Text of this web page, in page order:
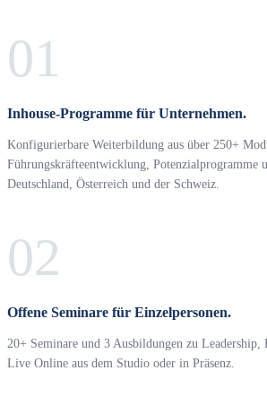
01
Inhouse-Programme für Unternehmen.
Konfigurierbare Weiterbildung aus über 250+
Führungskräfteentwicklung, Potenzialprogramme
Deutschland, Österreich und der Schweiz.
02
Offene Seminare für Einzelpersonen.
20+ Seminare und 3 Ausbildungen zu
Live Online aus dem Studio oder in Präsenz.